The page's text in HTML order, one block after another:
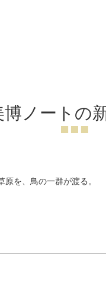
博ノートの
原を、鳥の一群が渡る。